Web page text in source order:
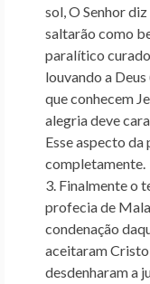
sol, O Senhor
saltarão como
paralítico
louvando a
que conhecem
alegria deve
Esse aspecto
completamente.
Finalmente o
profecia de
condenação
aceitaram Cristo
desdenharam a